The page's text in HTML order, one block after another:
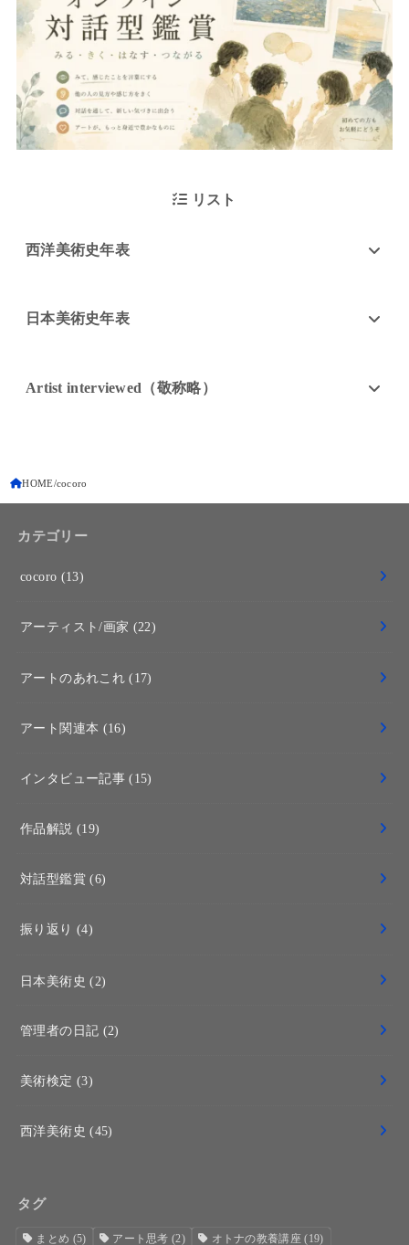
リスト
西洋美術史年表
日本美術史年表
Artist interviewed（敬称略）
HOME cocoro
カテゴリー
cocoro (13)
アーティスト/画家 (22)
アートのあれこれ(17)
アート関連本 (16)
インタビュー記事(15)
作品解説 (19)
対話型鑑賞(6)
振り返り (4)
日本美術史(2)
管理者の日記 (2)
美術検定 (3)
西洋美術史(45)
タグ
まとめ (5) アート思考 (2) オトナの教養講座 (19)